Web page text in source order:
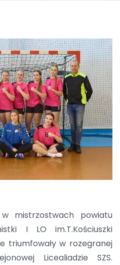
mistrzostwach powiatu
I LO im.T.Kościuszki
triumfowały w rozegranej
Licealiadzie SZS.